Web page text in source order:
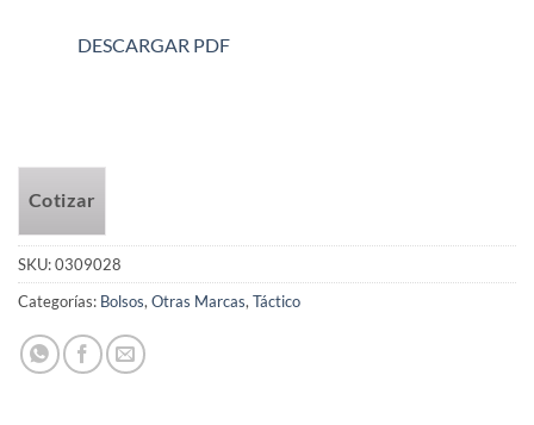
DESCARGAR PDF
Cotizar
SKU:0309028
Categorías: Bolsos,Otras Marcas,Táctico